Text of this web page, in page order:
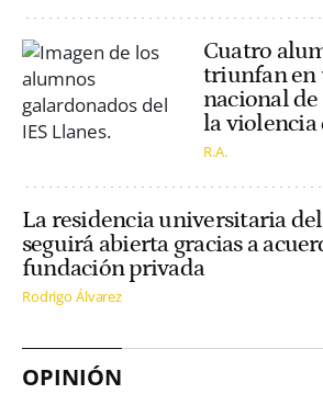
Cuatro
triunfan en
nacional
la violencia
R.A.
La residencia universitaria
seguirá abierta gracias a
fundación privada
Rodrigo Álvarez
OPINIÓN